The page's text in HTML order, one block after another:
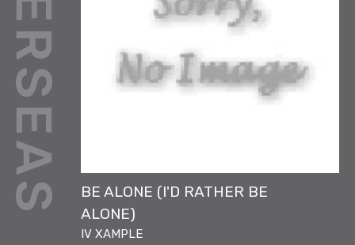
FAQ
ONLINESHOP
BE ALONE (I'D RATHER BE
ALONE)
IV XAMPLE